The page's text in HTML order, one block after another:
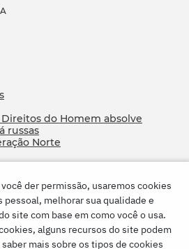
do Homem absolve
russas
Norte
você der permissão, usaremos cookies
pessoal, melhorar sua qualidade e
site com base em como você o usa.
alguns recursos do site podem
mais sobre os tipos de cookies